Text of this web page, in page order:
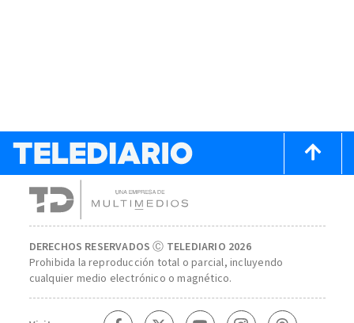
DERECHOS RESERVADOS Ⓒ TELEDIARIO 2026
Prohibida la reproducción total o parcial, incluyendo
cualquier medio electrónico o magnético.